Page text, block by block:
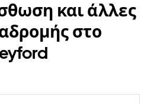
και άλλες
στο